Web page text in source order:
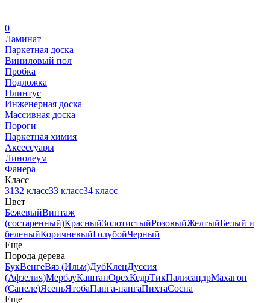
0
Ламинат
Паркетная доска
Виниловый пол
Пробка
Подложка
Плинтус
Инженерная доска
Массивная доска
Пороги
Паркетная химия
Аксессуары
Линолеум
Фанера
Класс
3132 класс33 класс34 класс
Цвет
БежевыйВинтаж
(состаренный)КрасныйЗолотистыйРозовыйЖелтыйБелый и
беленыйКоричневыйГолубойЧерный
Еще
Порода дерева
БукВенгеВяз (Ильм)ДубКленДуссия
(Афзелия)МербауКаштанОрехКедрТикПалисандрМахагон
(Сапеле)ЯсеньЯтобаПанга-пангаПихтаСосна
Еще